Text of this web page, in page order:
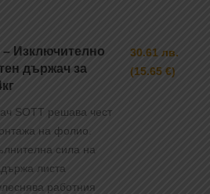
– Изключително
държач за
SOTT решава чест
на фолио.
сила на
листа
работния
30.61 лв.
(15.65 €)